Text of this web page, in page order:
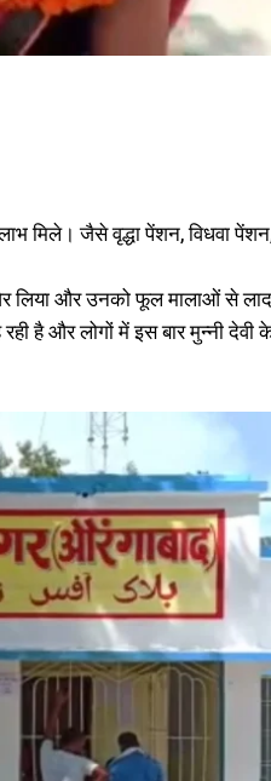
मिले। जैसे वृद्धा पेंशन, विधवा
लिया और उनको फूल मालाओं से
है और लोगों में इस बार मुन्नी